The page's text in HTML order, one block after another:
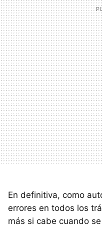
En definitiva, como
errores en todos los
más si cabe cuando